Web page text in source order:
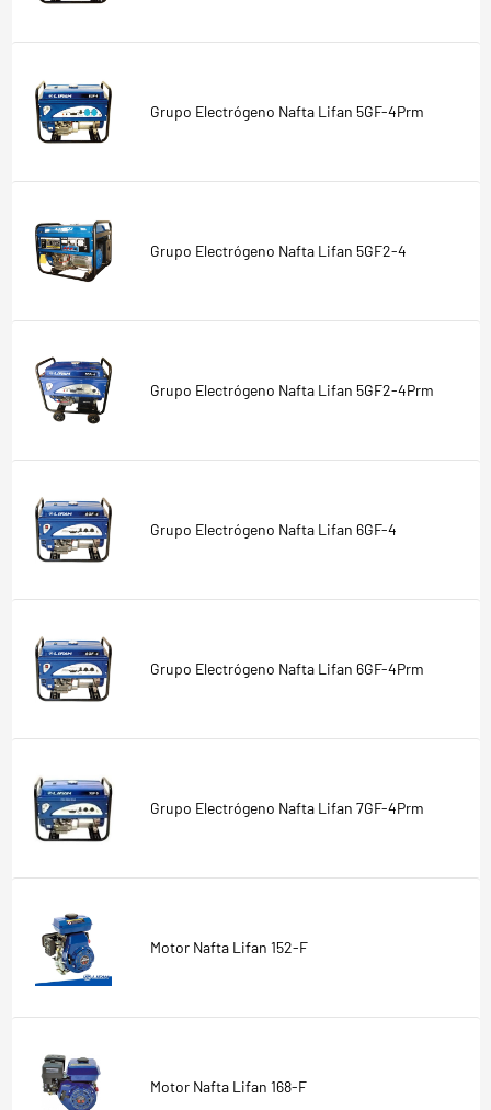
Grupo Electrógeno Nafta Lifan 5GF-4Prm
Grupo Electrógeno Nafta Lifan 5GF2-4
Grupo Electrógeno Nafta Lifan 5GF2-4Prm
Grupo Electrógeno Nafta Lifan 6GF-4
Grupo Electrógeno Nafta Lifan 6GF-4Prm
Grupo Electrógeno Nafta Lifan 7GF-4Prm
Motor Nafta Lifan 152-F
Motor Nafta Lifan 168-F